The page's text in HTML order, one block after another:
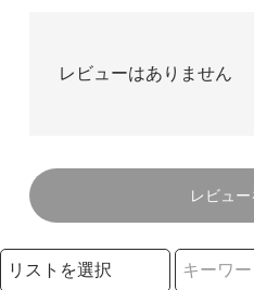
レビューはありません
レビュー
検索リストの選択